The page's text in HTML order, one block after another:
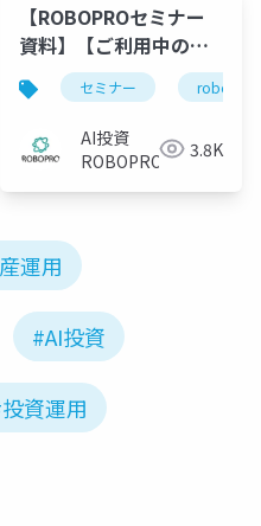
roboproセミナー
【ROBOPROセミナー
資料】【ご利用中の方
向け】2026年5月 AI予
測と市況がわかる 直
近までの運用振り返り
と今月の注目トピック
ス
セミナー robopro
AI投資
ROBOPRO
3.8K
運用
#AI投資
資運用